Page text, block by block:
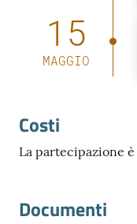
15
MAGGIO
Costi
La partecipazione è
Documenti